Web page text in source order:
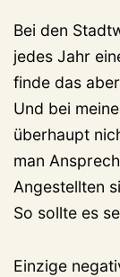
Bei den
jedes Jahr
finde das
Und bei
überhaupt
man
Angestellten
So sollte es
Einzige